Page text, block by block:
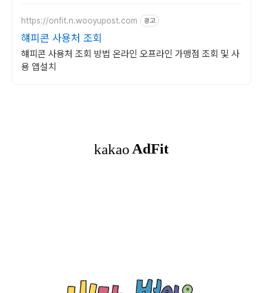
https://onfit.n.wooyupost.com 광고
햬피콘 사용처 조회
햬피콘 사용처 조회 방법 온라인 오프라인 가맹점 조회 및 사
용 앱설치